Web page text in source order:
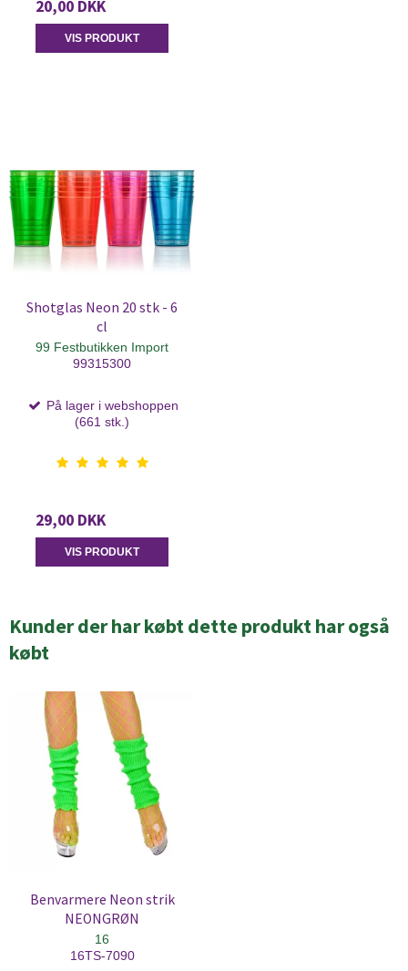
20,00 DKK
VIS PRODUKT
Shotglas Neon 20 stk - 6
cl
99 Festbutikken Import
99315300
På lager i webshoppen
(661 stk.)
29,00 DKK
VIS PRODUKT
Kunder der har købt dette produkt har også
købt
Benvarmere Neon strik
NEONGRØN
16
16TS-7090